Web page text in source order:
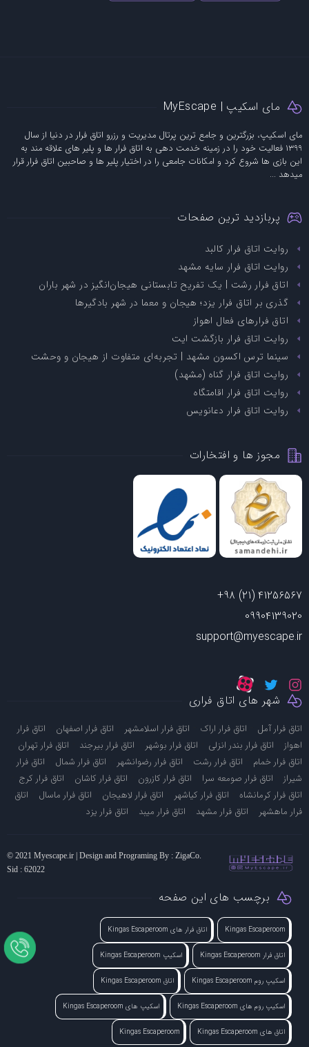
مای اسکیپ | MyEscape
مای اسکیپ، بزرگترین و جامع ترین پرتال مدیریت و رزرو اتاق فرار در دنیا از سال
1399 فعالیت خود را در زمینه خدمت دهی به اتاق فرار ها و پلیر های علاقه مند به
این بازی ها شروع کرد و امکانات جامعی را در اختیار پلیر ها و صاحبین اتاق فرار قرار
میدهد ...
پربازدید ترین صفحات
روایت اتاق فرار کالبد
روایت اتاق فرار سایه مشهد
اتاق فرار رشت | یک تفریح تابستانی هیجان‌انگیز در شهر باران
گذری بر اتاق فرار یزد؛ هیجان و معما در شهر بادگیرها
اتاق فرارهای فعال اهواز
روایت اتاق فرار بازگشت ایت
سینما ترس اکسون مشهد | تجربه‌ای متفاوت از هیجان و وحشت
روایت اتاق فرار گناه (مشهد)
روایت اتاق فرار اقامتگاه
روایت اتاق فرار دعانویس
مجوز ها و افتخارات
+98 (21) 41256567
09904139020
support@myescape.ir
شهر های اتاق فراری
اتاق فرار آمل- اتاق فرار اراک- اتاق فرار اسلامشهر- اتاق فرار اصفهان-
اتاق فرار
اهواز- اتاق فرار بندر انزلی- اتاق فرار بوشهر- اتاق فرار بیرجند- اتاق فرار تهران-
اتاق فرار خمام- اتاق فرار رشت- اتاق فرار رضوانشهر- اتاق فرار شمال-
اتاق فرار
شیراز- اتاق فرار صومعه سرا- اتاق فرار کازرون- اتاق فرار کاشان- اتاق فرار کرج-
اتاق فرار کرمانشاه- اتاق فرار کیاشهر- اتاق فرار لاهیجان- اتاق فرار ماسال-
اتاق
فرار ماهشهر- اتاق فرار مشهد- اتاق فرار میبد- اتاق فرار یزد-
© 2021 Myescape.ir | Design and Programing By : ZigaCo.
Sid : 62022
برچسب های این صفحه
Kingas Escaperoom اتاق فرار های Kingas Escaperoom
اتاق فرار Kingas Escaperoom اسکیپ Kingas Escaperoom
اسکیپ روم Kingas Escaperoom اتاق Kingas Escaperoom
اسکیپ روم های Kingas Escaperoom اسکیپ های Kingas Escaperoom
اتاق های Kingas Escaperoom Kingas Escaperoom